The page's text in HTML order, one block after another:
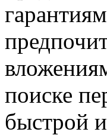
поиске
быстрой